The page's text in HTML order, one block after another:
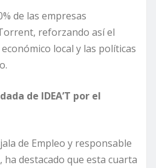
de las empresas
reforzando así el
local y las políticas
de IDEA’T por el
de Empleo y responsable
ha destacado que esta cuarta